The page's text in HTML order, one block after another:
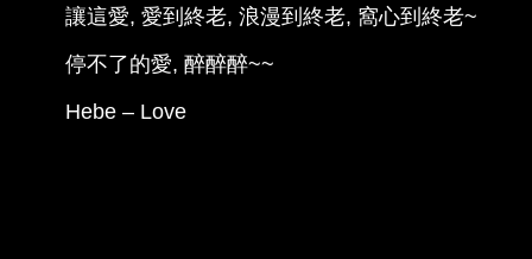
讓這愛, 愛到終老, 浪漫到終老, 窩心到終老~
停不了的愛, 醉醉醉~~
Hebe – Love